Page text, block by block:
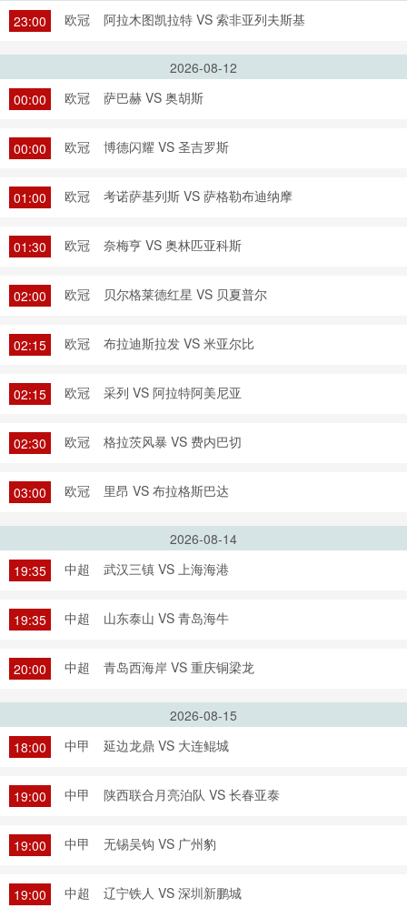
23:00 欧冠 阿拉木图凯拉特 VS 索非亚列夫斯基
2026-08-12
00:00
欧冠 萨巴赫 VS 奥胡斯
00:00 欧冠 博德闪耀 VS 圣吉罗斯
01:00 欧冠 考诺萨基列斯 VS 萨格勒布迪纳摩
01:30 欧冠 奈梅亨 VS 奥林匹亚科斯
02:00 欧冠 贝尔格莱德红星 VS 贝夏普尔
02:15 欧冠 布拉迪斯拉发 VS 米亚尔比
02:15 欧冠 采列 VS 阿拉特阿美尼亚
02:30 欧冠 格拉茨风暴 VS 费内巴切
03:00 欧冠 里昂 VS 布拉格斯巴达
2026-08-14
19:35
中超 武汉三镇 VS 上海海港
19:35 中超 山东泰山 VS 青岛海牛
20:00 中超 青岛西海岸 VS 重庆铜梁龙
2026-08-15
18:00
中甲 延边龙鼎 VS 大连鲲城
19:00 中甲 陕西联合月亮泊队 VS 长春亚泰
19:00 中甲 无锡吴钩 VS 广州豹
19:00 中超 辽宁铁人 VS 深圳新鹏城